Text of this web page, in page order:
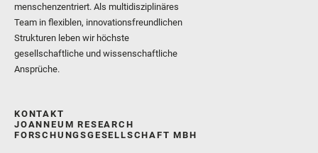
menschenzentriert. Als multidisziplinäres
Team in flexiblen, innovationsfreundlichen
Strukturen leben wir höchste
gesellschaftliche und wissenschaftliche
Ansprüche.
KONTAKT
JOANNEUM RESEARCH
FORSCHUNGSGESELLSCHAFT MBH